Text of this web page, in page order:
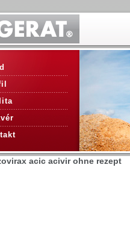
acic acivir ohne rezept